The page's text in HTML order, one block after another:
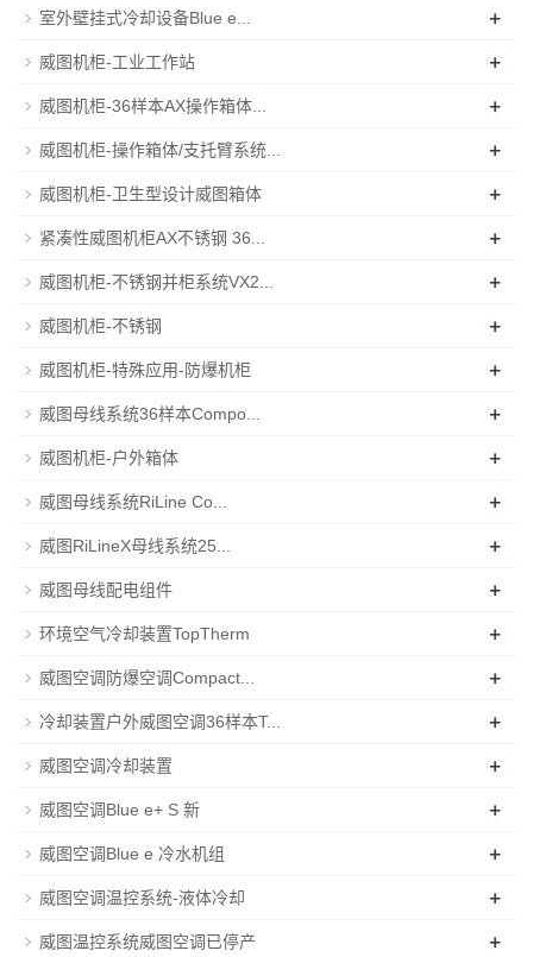
室外壁挂式冷却设备Blue e... +
威图机柜-工业工作站 +
威图机柜-36样本AX操作箱体... +
威图机柜-操作箱体/支托臂系统... +
威图机柜-卫生型设计威图箱体 +
紧凑性威图机柜AX不锈钢 36... +
威图机柜-不锈钢并柜系统VX2... +
威图机柜-不锈钢 +
威图机柜-特殊应用-防爆机柜 +
威图母线系统36样本Compo... +
威图机柜-户外箱体 +
威图母线系统RiLine Co... +
威图RiLineX母线系统25... +
威图母线配电组件 +
环境空气冷却装置TopTherm +
威图空调防爆空调Compact... +
冷却装置户外威图空调36样本T... +
威图空调冷却装置 +
威图空调Blue e+ S 新 +
威图空调Blue e 冷水机组 +
威图空调温控系统-液体冷却 +
威图温控系统威图空调已停产 +